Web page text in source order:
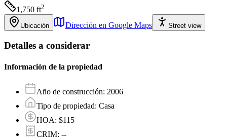
1,750 ft2
Ubicación Dirección en Google Maps Street view
Detalles a considerar
Información de la propiedad
Año de construcción: 2006
Tipo de propiedad: Casa
HOA: $115
CRIM: --